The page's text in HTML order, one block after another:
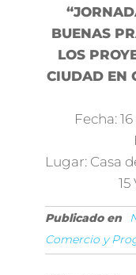
BUENAS
LOS
CIUDAD EN
Fecha:
Lugar: Casa
Publicado en
Comercio y